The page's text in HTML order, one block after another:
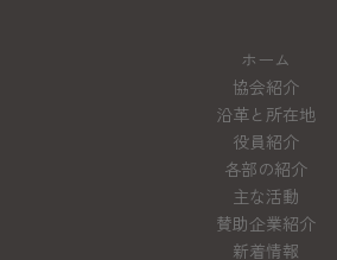
ホーム
協会紹介
沿革と所在地
役員紹介
各部の紹介
主な活動
賛助企業紹介
新着情報